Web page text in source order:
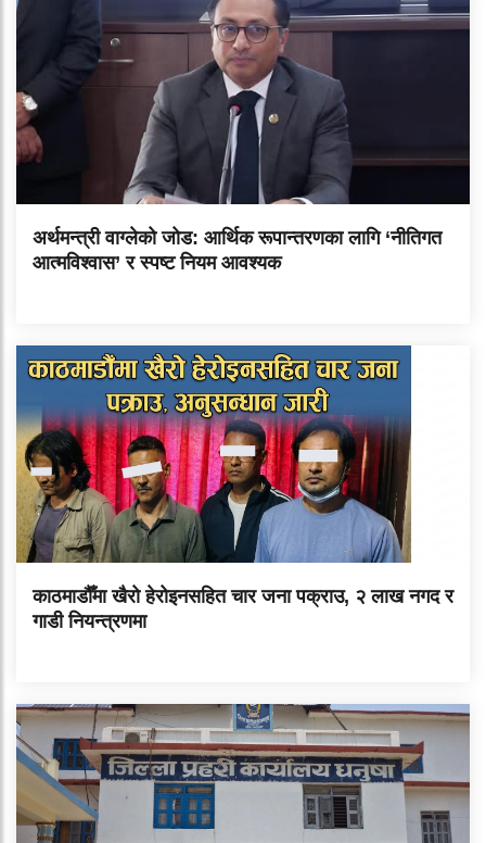
अर्थमन्त्री वाग्लेको जोड: आर्थिक रूपान्तरणका लागि ‘नीतिगत
आत्मविश्वास’ र स्पष्ट नियम आवश्यक
काठमाडौँमा खैरो हेरोइनसहित चार जना पक्राउ, २ लाख नगद र
गाडी नियन्त्रणमा